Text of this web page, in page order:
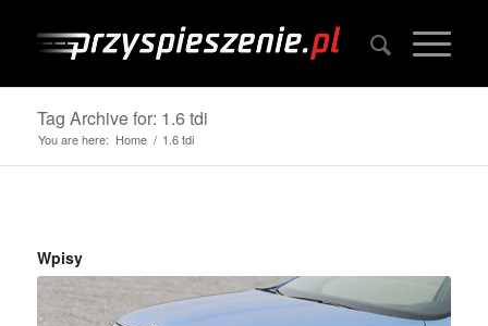
Tag Archive for: 1.6 tdi
You are here: Home / 1.6 tdi
Wpisy